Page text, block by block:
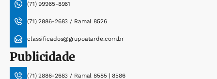
(71) 99965-8961
(71) 2886-2683 / Ramal 8526
classificados@grupoatarde.com.br
Publicidade
(71) 2886-2683 / Ramal 8585 | 8586